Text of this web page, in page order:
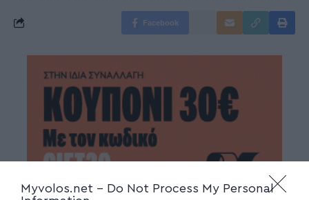
Myvolos.net - Do Not Process My Personal
Facebook